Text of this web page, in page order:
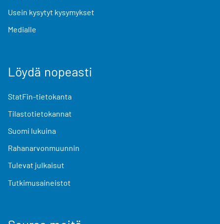
Usein kysytyt kysymykset
Medialle
Löydä nopeasti
StatFin-tietokanta
Tilastotietokannat
Suomi lukuina
Rahanarvonmuunnin
Tulevat julkaisut
Tutkimusaineistot